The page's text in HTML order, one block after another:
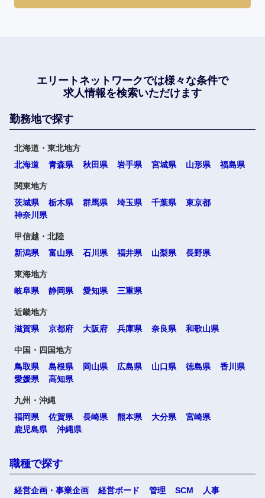
エリートネットワークでは様々な条件で
求人情報を検索いただけます
勤務地で探す
北海道・東北地方
北海道
青森県 秋田県 岩手県 宮城県 山形県 福島県
関東地方
茨城県
栃木県 群馬県 埼玉県 千葉県
東京都
神奈川県
甲信越・北陸
新潟県
富山県 石川県 福井県 山梨県 長野県
東海地方
岐阜県
静岡県 愛知県 三重県
近畿地方
滋賀県
京都府 大阪府 兵庫県 奈良県 和歌山県
中国・四国地方
鳥取県
島根県 岡山県 広島県 山口県 徳島県
香川県
愛媛県
高知県
九州・沖縄
福岡県
佐賀県 長崎県 熊本県 大分県
宮崎県
鹿児島県
沖縄県
職種で探す
経営企画・事業企画 経営ボード 管理 SCM
人事